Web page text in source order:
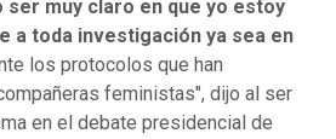
ser muy claro en que yo estoy
a toda investigación ya sea en
los protocolos que han
feministas", dijo al ser
en el debate presidencial de